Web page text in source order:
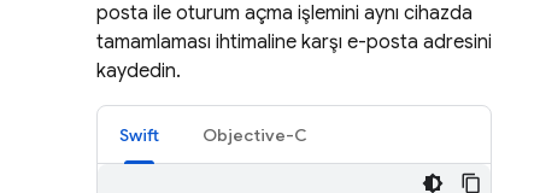
posta ile oturum açma işlemini aynı cihazda
tamamlaması ihtimaline karşı e-posta adresini
kaydedin.
Swift Objective-C